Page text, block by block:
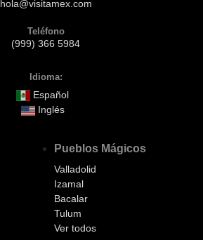
hola@visitamex.com
Teléfono
(999) 366 5984
Idioma:
Español
Inglés
Pueblos Mágicos
Valladolid
Izamal
Bacalar
Tulum
Ver todos